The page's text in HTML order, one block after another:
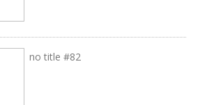
no title #82